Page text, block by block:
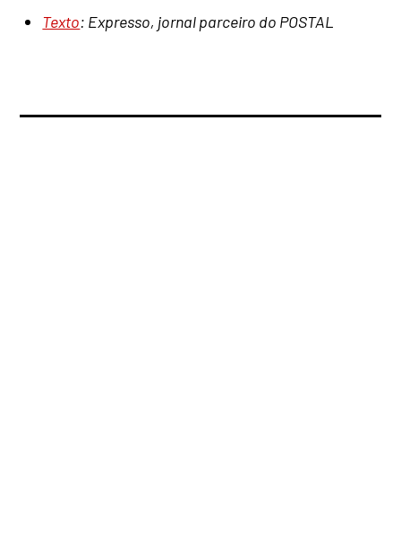
Texto: Expresso, jornal parceiro do POSTAL